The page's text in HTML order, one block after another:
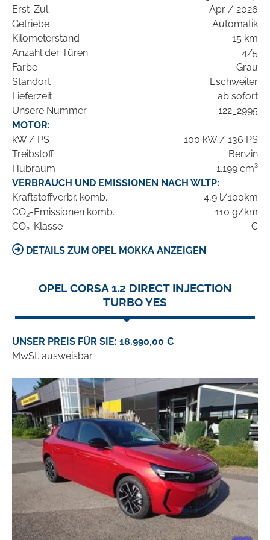
Erst-Zul.
Apr / 2026
Getriebe
Automatik
Kilometerstand
15 km
Anzahl der Türen
4/5
Farbe
Grau
Standort
Eschweiler
Lieferzeit
ab sofort
Unsere Nummer
122_2995
MOTOR:
kW / PS
100 kW / 136 PS
Treibstoff
Benzin
Hubraum
1.199 cm³
VERBRAUCH UND EMISSIONEN NACH WLTP:
Kraftstoffverbr. komb.
4,9 l/100km
CO2-Emissionen komb.
110 g/km
CO2-Klasse C
DETAILS ZUM OPEL MOKKA ANZEIGEN
OPEL CORSA 1.2 DIRECT INJECTION
TURBO YES
UNSER PREIS FÜR SIE: 18.990,00 €
MwSt. ausweisbar